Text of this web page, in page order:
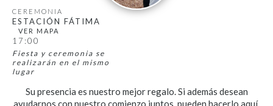
CEREMONIA
ESTACIÓN FÁTIMA
17:00
Fiesta y ceremonia se
realizarán en el mismo
lugar
Su presencia es nuestro mejor regalo. Si además desean
ayudarnos con nuestro comienzo juntos, pueden hacerlo aquí.